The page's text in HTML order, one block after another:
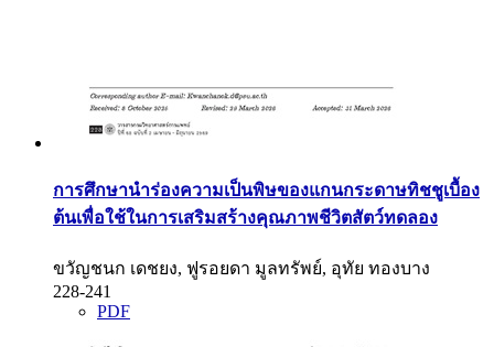
การศึกษานำร่องความเป็นพิษของแกนกระดาษทิชชูเบื้อง
ต้นเพื่อใช้ในการเสริมสร้างคุณภาพชีวิตสัตว์ทดลอง
ขวัญชนก เดชยง, ฟูรอยดา มูลทรัพย์, อุทัย ทองบาง
228-241
PDF